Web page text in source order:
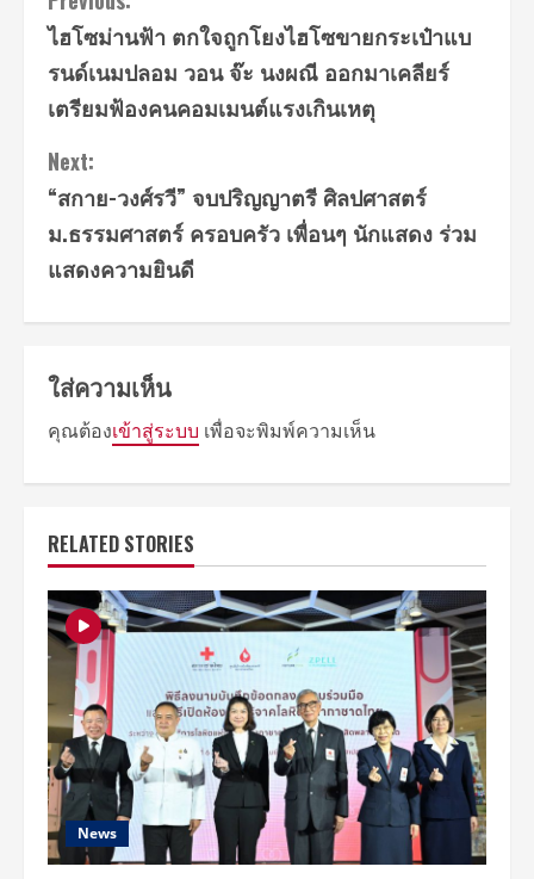
Reading
ไฮโซม่านฟ้า ตกใจถูกโยงไฮโซขายกระเป๋าแบ
รนด์เนมปลอม วอน จ๊ะ นงผณี ออกมาเคลียร์
เตรียมฟ้องคนคอมเมนต์แรงเกินเหตุ
Next:
“สกาย-วงศ์รวี” จบปริญญาตรี ศิลปศาสตร์
ม.ธรรมศาสตร์ ครอบครัว เพื่อนๆ นักแสดง ร่วม
แสดงความยินดี
ใส่ความเห็น
คุณต้องเข้าสู่ระบบ เพื่อจะพิมพ์ความเห็น
RELATED STORIES
News